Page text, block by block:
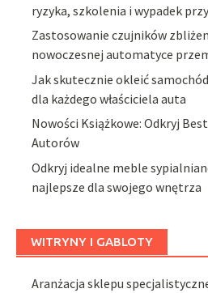
ryzyka, szkolenia i wypadek
Zastosowanie czujników
nowoczesnej automatyce
Jak skutecznie okleić
dla każdego właściciela auta
Nowości Książkowe: Odkryj
Autorów
Odkryj idealne meble
najlepsze dla swojego wnętrza
WITRYNY I GABLOTY
Aranżacja sklepu